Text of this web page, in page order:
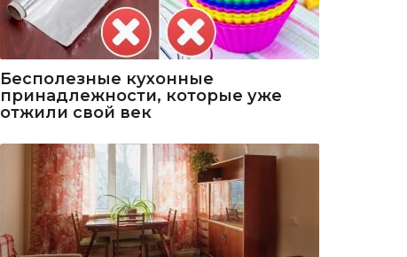
Бесполезные кухонные
принадлежности, которые уже
отжили свой век